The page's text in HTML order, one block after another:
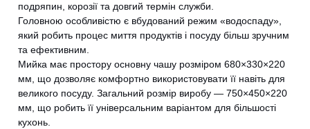
подряпин, корозії та довгий термін служби.
Головною особливістю є вбудований режим «водоспаду»,
який робить процес миття продуктів і посуду більш зручним
та ефективним.
Мийка має простору основну чашу розміром 680×330×220
мм, що дозволяє комфортно використовувати її навіть для
великого посуду. Загальний розмір виробу — 750×450×220
мм, що робить її універсальним варіантом для більшості
кухонь.